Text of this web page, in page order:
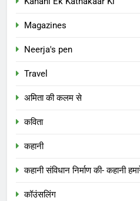
Magazines
Neerja's pen
Travel
अमिता की कलम से
कविता
कहानी
कहानी संविधान निर्माण की- कहानी
कॉउंसलिंग